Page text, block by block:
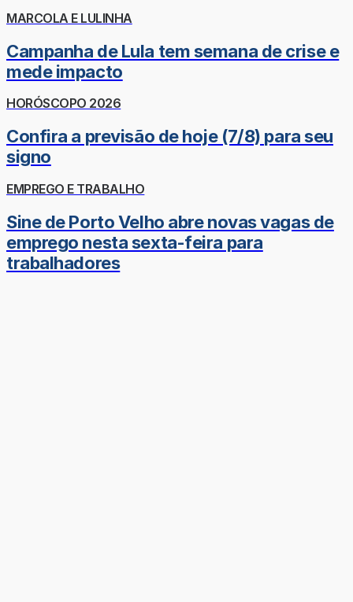
MARCOLA E LULINHA
Campanha de Lula tem semana de crise e
mede impacto
HORÓSCOPO 2026
Confira a previsão de hoje (7/8) para seu
signo
EMPREGO E TRABALHO
Sine de Porto Velho abre novas vagas de
emprego nesta sexta-feira para
trabalhadores